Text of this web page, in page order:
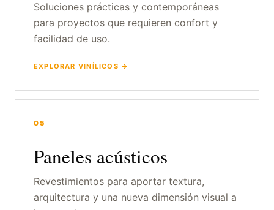
Soluciones prácticas y contemporáneas
para proyectos que requieren confort y
facilidad de uso.
EXPLORAR VINÍLICOS →
05
Paneles acústicos
Revestimientos para aportar textura,
arquitectura y una nueva dimensión visual a